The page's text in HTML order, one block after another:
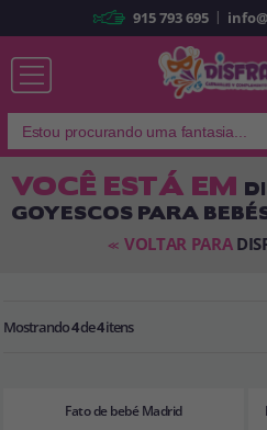
Já sou
Lembrar-me Esqueceu sua senha?
915 793 695 |
VOCÊ ESTÁ EM
GOYESCOS PARA
<< VOLTAR PARA
Mostrando4de4itens
Fato de bebé Madrid